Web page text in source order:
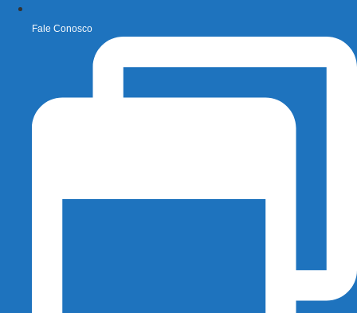
Fale Conosco